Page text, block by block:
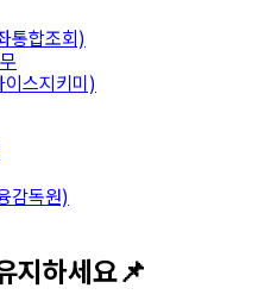
통합조회)
스지키미)
감독원)
지하세요📌